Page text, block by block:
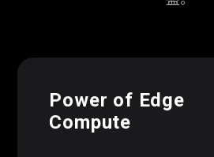
Power of Edge
Compute